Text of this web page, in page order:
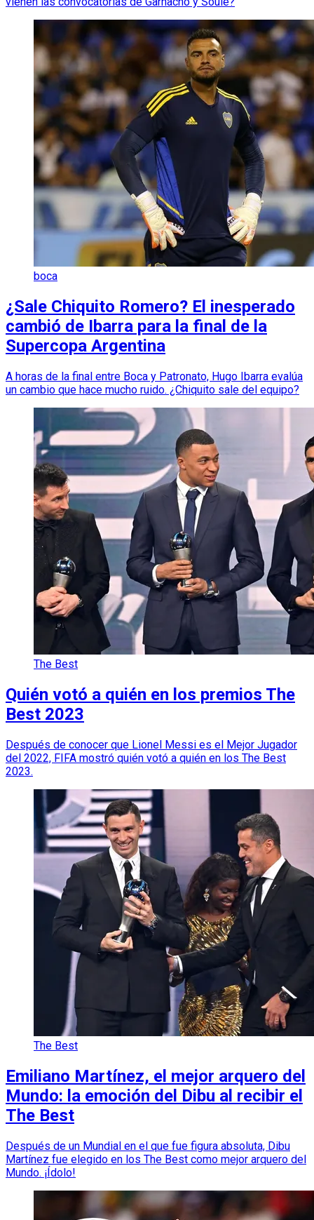
boca
¿Sale Chiquito Romero? El inesperado
cambió de Ibarra para la final de la
Supercopa Argentina
A horas de la final entre Boca y Patronato, Hugo Ibarra evalúa
un cambio que hace mucho ruido. ¿Chiquito sale del equipo?
The Best
Quién votó a quién en los premios The
Best 2023
Después de conocer que Lionel Messi es el Mejor Jugador
del 2022, FIFA mostró quién votó a quién en los The Best
2023.
The Best
Emiliano Martínez, el mejor arquero del
Mundo: la emoción del Dibu al recibir el
The Best
Después de un Mundial en el que fue figura absoluta, Dibu
Martínez fue elegido en los The Best como mejor arquero del
Mundo. ¡Ídolo!